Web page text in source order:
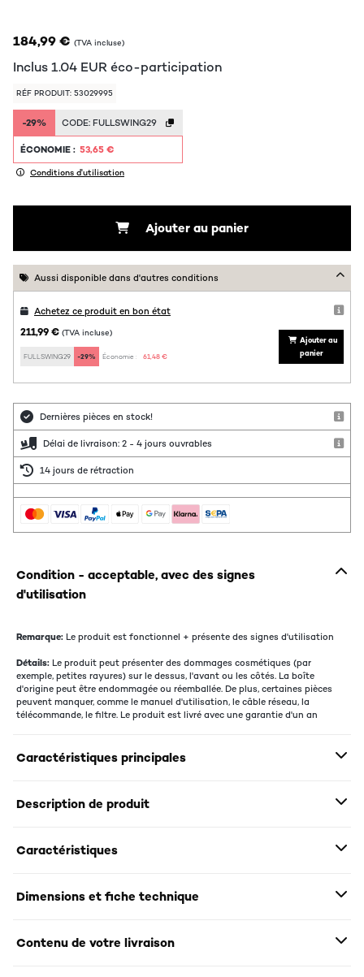
184,99 € (TVA incluse)
Inclus1.04 EURéco-participation
RÉF PRODUIT: 53029995
-29% CODE: FULLSWING29
ÉCONOMIE : 53,65 €
Conditions d'utilisation
Ajouter au panier
Aussi disponible dans d'autres conditions
Achetez ce produit en bon état
211,99 € (TVA incluse)
FULLSWING29 -29% Économie : 61,48 €
Ajouter au
panier
Dernières pièces en stock!
Délai de livraison: 2 - 4 jours ouvrables
14 jours de rétraction
Condition - acceptable, avec des signes
d'utilisation
Remarque: Le produit est fonctionnel + présente des signes d'utilisation
Détails: Le produit peut présenter des dommages cosmétiques (par
exemple, petites rayures) sur le dessus, l'avant ou les côtés. La boîte
d'origine peut être endommagée ou réemballée. De plus, certaines pièces
peuvent manquer, comme le manuel d'utilisation, le câble réseau, la
télécommande, le filtre. Le produit est livré avec une garantie d'un an
Caractéristiques principales
Description de produit
Caractéristiques
Dimensions et fiche technique
Contenu de votre livraison